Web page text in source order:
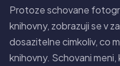
Protoze schovane
knihovny, zobrazuji se v
dosazitelne cimkoliv, co
knihovny. Schovani